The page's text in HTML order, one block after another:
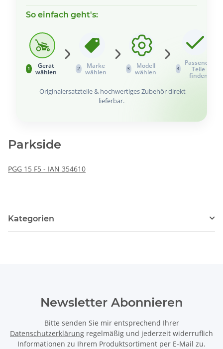
So einfach geht's:
1
Gerät
wählen
2
Marke
wählen
3
Modell
wählen
4
Passende
Teile
finden
Originalersatzteile & hochwertiges Zubehör direkt
lieferbar.
Parkside
PGG 15 F5 - IAN 354610
Kategorien
Newsletter Abonnieren
Bitte senden Sie mir entsprechend Ihrer
Datenschutzerklärung regelmäßig und jederzeit widerruflich
Informationen zu Ihrem Produktsortiment per E-Mail zu.